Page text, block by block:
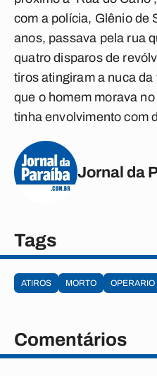
com a polícia, Glênio de
anos, passava pela rua
quatro disparos de
tiros atingiram a nuca
que o homem morava
tinha envolvimento com
Jornal da
Tags
ATIROS MORTO OPERARIO
Comentários